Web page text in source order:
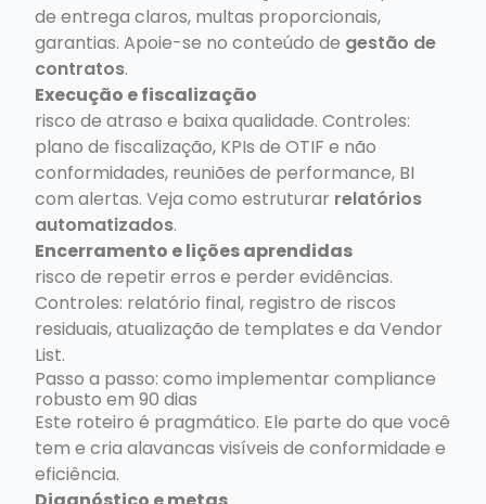
de entrega claros, multas proporcionais,
garantias. Apoie-se no conteúdo de gestão de
contratos.
Execução e fiscalização
risco de atraso e baixa qualidade. Controles:
plano de fiscalização, KPIs de OTIF e não
conformidades, reuniões de performance, BI
com alertas. Veja como estruturar relatórios
automatizados.
Encerramento e lições aprendidas
risco de repetir erros e perder evidências.
Controles: relatório final, registro de riscos
residuais, atualização de templates e da Vendor
List.
Passo a passo: como implementar compliance
robusto em 90 dias
Este roteiro é pragmático. Ele parte do que você
tem e cria alavancas visíveis de conformidade e
eficiência.